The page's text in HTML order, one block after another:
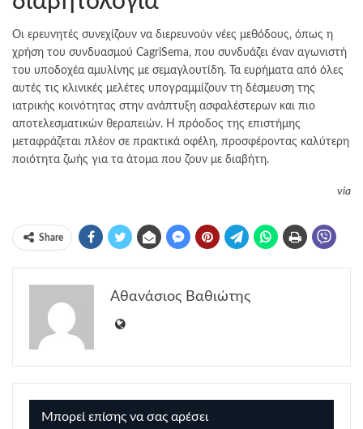
Οι ερευνητές συνεχίζουν να διερευνούν νέες μεθόδους, όπως η
χρήση του συνδυασμού CagriSema, που συνδυάζει έναν αγωνιστή
του υποδοχέα αμυλίνης με σεμαγλουτίδη. Τα ευρήματα από όλες
αυτές τις κλινικές μελέτες υπογραμμίζουν τη δέσμευση της
ιατρικής κοινότητας στην ανάπτυξη ασφαλέστερων και πιο
αποτελεσματικών θεραπειών. Η πρόοδος της επιστήμης
μεταφράζεται πλέον σε πρακτικά οφέλη, προσφέροντας καλύτερη
ποιότητα ζωής για τα άτομα που ζουν με διαβήτη.
via
Share
Αθανάσιος Βαθιώτης
Μπορεί επίσης να σας αρέσει